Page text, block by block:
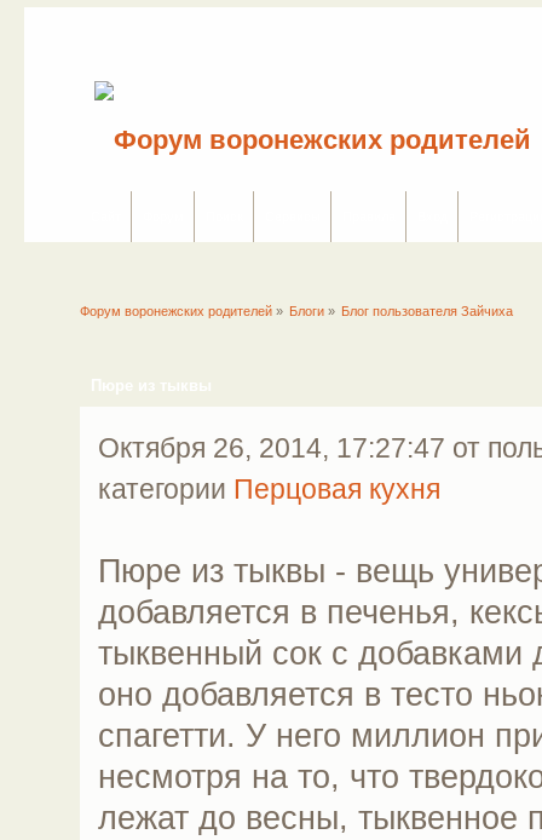
Форум воронежских родителей» Блоги » Блог пользователя Зайчиха
Пюре из тыквы
Октября 26, 2014, 17:27:47 от
категории Перцовая кухня
Пюре из тыквы - вещь
добавляется в печенья,
тыквенный сок с добавками
оно добавляется в тесто
спагетти. У него миллион
несмотря на то, что
лежат до весны, тыквенное